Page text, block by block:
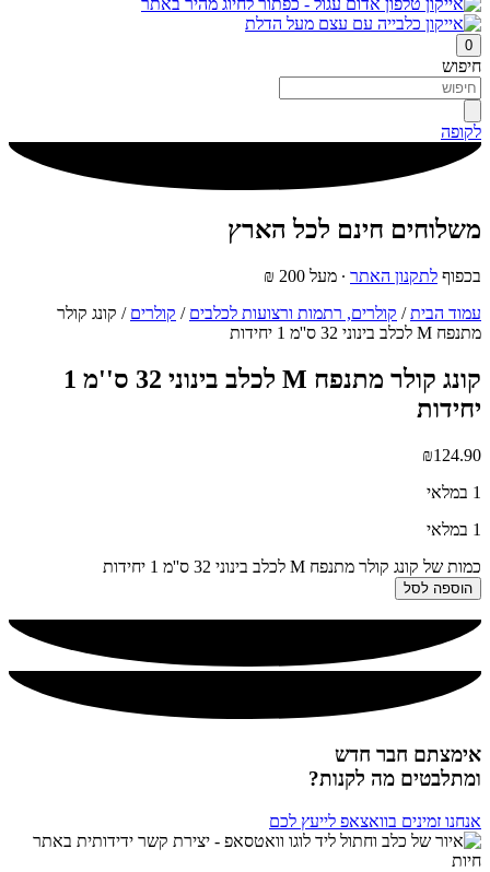
0
חיפוש
לקופה
משלוחים חינם לכל הארץ
בכפוף לתקנון האתר ∙ מעל 200 ₪
עמוד הבית/ קולרים, רתמות ורצועות לכלבים / קולרים / קונג קולר
מתנפח M לכלב בינוני 32 ס''מ 1 יחידות
קונג קולר מתנפח M לכלב בינוני 32 ס''מ 1
יחידות
₪124.90
1 במלאי
1 במלאי
כמות של קונג קולר מתנפח M לכלב בינוני 32 ס''מ 1 יחידות
הוספה לסל
אימצתם חבר חדש
ומתלבטים מה לקנות?
אנחנו זמינים בוואצאפ לייעץ לכם